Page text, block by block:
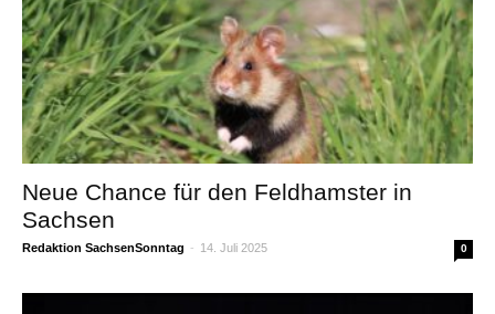
Neue Chance für den Feldhamster in
Sachsen
Redaktion SachsenSonntag - 14. Juli 2025 0